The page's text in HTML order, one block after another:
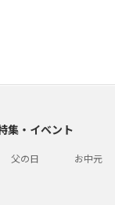
集・イベント
父の日 お中元